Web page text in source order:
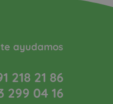
ayudamos
218 21 86
299 04 16